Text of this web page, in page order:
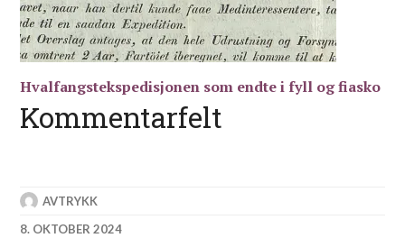
Hvalfangstekspedisjonen som endte i fyll og fiasko
Kommentarfelt
AVTRYKK
8. OKTOBER 2024